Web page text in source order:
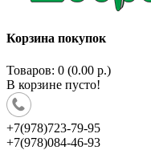
Корзина покупок
Товаров: 0 (0.00 р.)
В корзине пусто!
+7(978)723-79-95
+7(978)084-46-93